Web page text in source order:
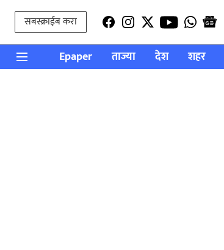
सबस्क्राईब करा
Epaper ताज्या देश शहर